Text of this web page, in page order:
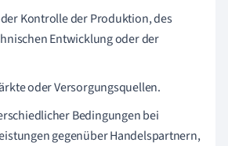
Kontrolle der Produktion, des
Entwicklung oder der
oder Versorgungsquellen.
Bedingungen bei
gegenüber Handelspartnern,